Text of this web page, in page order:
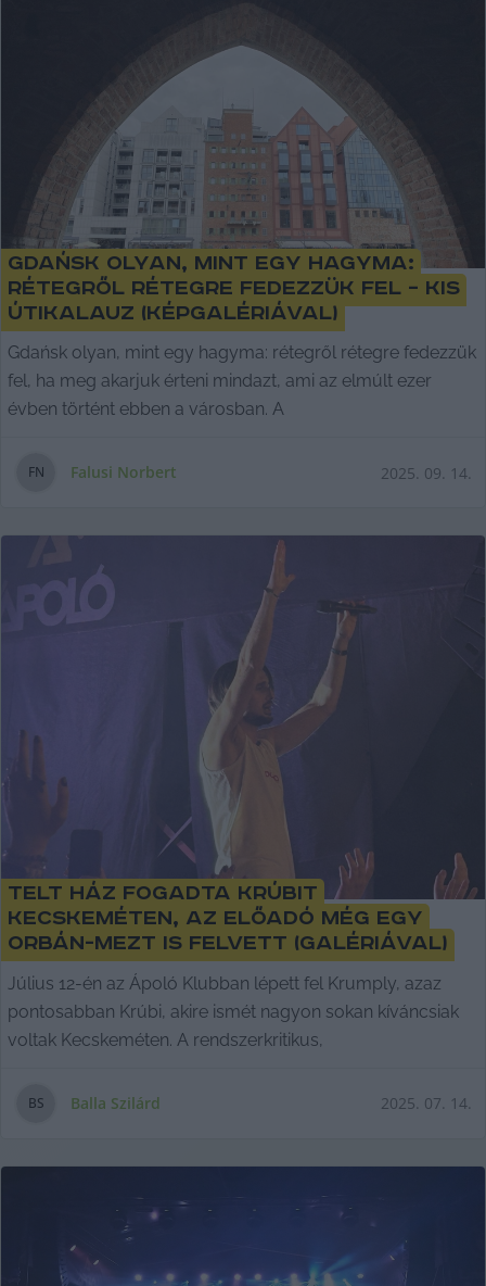
Gdańsk olyan, mint egy hagyma:
rétegről rétegre fedezzük fel – kis
útikalauz (képgalériával)
Gdańsk olyan, mint egy hagyma: rétegről rétegre fedezzük
fel, ha meg akarjuk érteni mindazt, ami az elmúlt ezer
évben történt ebben a városban. A
FN Falusi Norbert 2025. 09. 14.
Telt ház fogadta Krúbit
Kecskeméten, az előadó még egy
Orbán-mezt is felvett (galériával)
Július 12-én az Ápoló Klubban lépett fel Krumply, azaz
pontosabban Krúbi, akire ismét nagyon sokan kíváncsiak
voltak Kecskeméten. A rendszerkritikus,
BS Balla Szilárd 2025. 07. 14.